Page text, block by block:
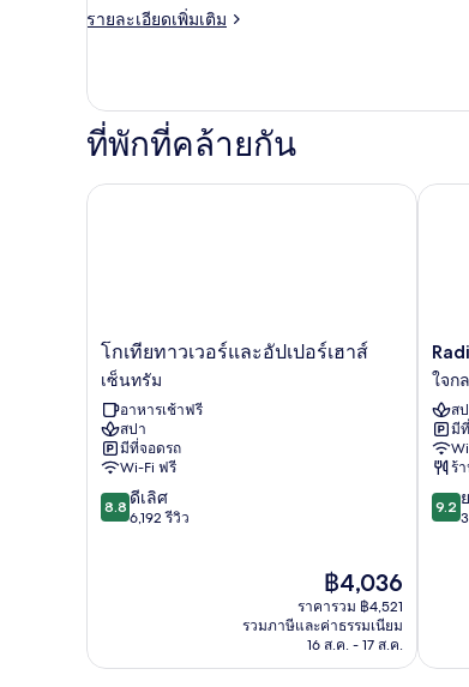
รายละเอียดเพิ่มเติม
ราย
เกี่ยว
กับ
Medium
JQ
ที่พักที่คล้ายกัน
โก
เทีย
ทาวเวอร์
และ
อัป
เปอร์
เฮา
ส์
เซ็น
โกเทียทาวเวอร์และอัปเปอร์เฮาส์
เซ็นทรัม
อาหารเช้าฟรี
สปา
มีที่จอดรถ
Wi-Fi ฟรี
8.8
จาก
8.8 ดีเลิศ
6,192 รีวิว
ราคา
ปัจจุบัน
คือ
฿4,036
฿4,036
ราคารวม ฿4,521
รวมภาษีและค่าธรรมเนียม
16 ส.ค. - 17 ส.ค.
โกเทียทาวเวอร์และอัปเปอร์เฮาส์
Blu
ใจก
เมือง
โก
เธน
เบิร์ก
ใจก
ส
มี
ร้
9.2
จาก
9.2